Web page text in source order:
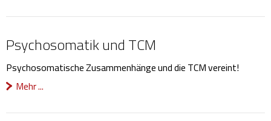
Psychosomatik und TCM
Psychosomatische Zusammenhänge und die TCM vereint!
Mehr ...